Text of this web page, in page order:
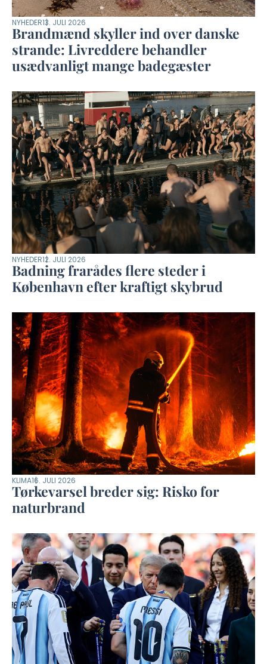
NYHEDER13. JULI 2026
Brandmænd skyller ind over danske
strande: Livreddere behandler
usædvanligt mange badegæster
NYHEDER12. JULI 2026
Badning frarådes flere steder i
København efter kraftigt skybrud
KLIMA16. JULI 2026
Tørkevarsel breder sig: Risko for
naturbrand